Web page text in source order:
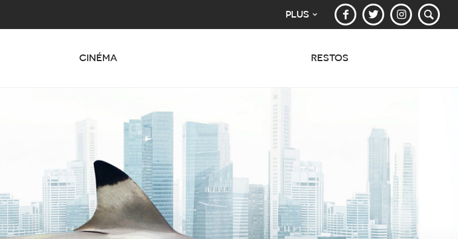
PLUS
CINÉMA RESTOS